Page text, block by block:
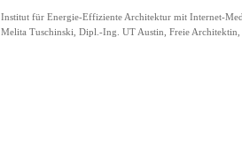
Institut für Energie-Effiziente Architektur mit Internet-
Melita Tuschinski, Dipl.-Ing. UT Austin, Freie Architektin,